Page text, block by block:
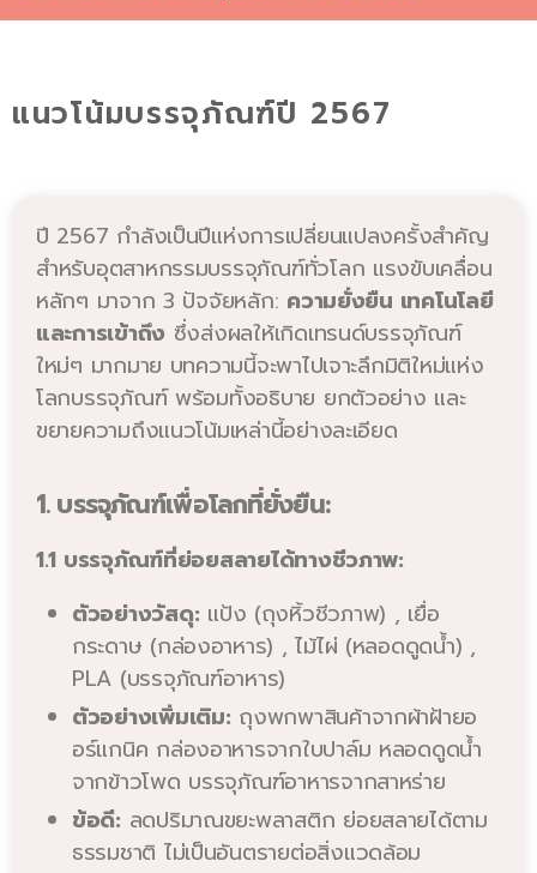
แนวโน้มบรรจุภัณฑ์ปี 2567
ปี 2567 กำลังเป็นปีแห่งการเปลี่ยนแปลงครั้งสำคัญ
สำหรับอุตสาหกรรมบรรจุภัณฑ์ทั่วโลก แรงขับเคลื่อน
หลักๆ มาจาก 3 ปัจจัยหลัก: ความยั่งยืน เทคโนโลยี
และการเข้าถึง ซึ่งส่งผลให้เกิดเทรนด์บรรจุภัณฑ์
ใหม่ๆ มากมาย บทความนี้จะพาไปเจาะลึกมิติใหม่แห่ง
โลกบรรจุภัณฑ์ พร้อมทั้งอธิบาย ยกตัวอย่าง และ
ขยายความถึงแนวโน้มเหล่านี้อย่างละเอียด
1. บรรจุภัณฑ์เพื่อโลกที่ยั่งยืน:
1.1 บรรจุภัณฑ์ที่ย่อยสลายได้ทางชีวภาพ:
ตัวอย่างวัสดุ: แป้ง (ถุงหิ้วชีวภาพ) , เยื่อ
กระดาษ (กล่องอาหาร) , ไม้ไผ่ (หลอดดูดน้ำ) ,
PLA (บรรจุภัณฑ์อาหาร)
ตัวอย่างเพิ่มเติม: ถุงพกพาสินค้าจากผ้าฝ้ายอ
อร์แกนิค กล่องอาหารจากใบปาล์ม หลอดดูดน้ำ
จากข้าวโพด บรรจุภัณฑ์อาหารจากสาหร่าย
ข้อดี: ลดปริมาณขยะพลาสติก ย่อยสลายได้ตาม
ธรรมชาติ ไม่เป็นอันตรายต่อสิ่งแวดล้อม